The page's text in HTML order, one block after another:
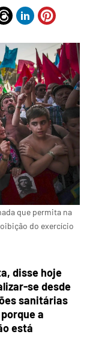
que permita na
do exercício
disse hoje
se desde
sanitárias
a
está